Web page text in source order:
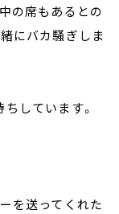
の席もあるとの
にバカ騒ぎしま
しています。
を送ってくれた